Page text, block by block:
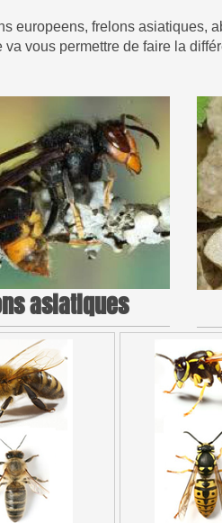
europeens, frelons asiatiques,
va vous permettre de faire la
asiatiques